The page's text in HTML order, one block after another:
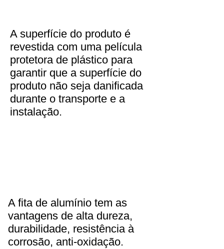
A superfície do produto é
revestida com uma película
protetora de plástico para
garantir que a superfície do
produto não seja danificada
durante o transporte e a
instalação.
A fita de alumínio tem as
vantagens de alta dureza,
durabilidade, resistência à
corrosão, anti-oxidação.